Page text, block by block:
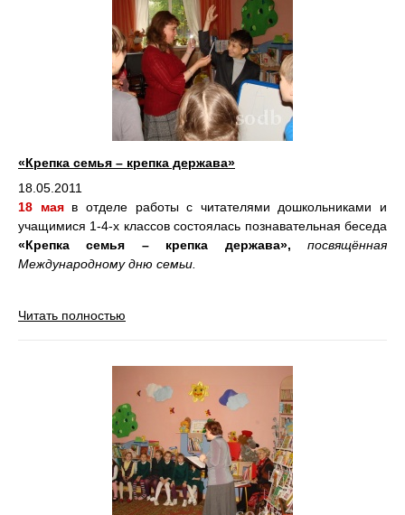
«Крепка семья – крепка держава»
18.05.2011
18 мая в отделе работы с читателями дошкольниками и
учащимися 1-4-х классов состоялась познавательная беседа
«Крепка семья – крепка держава», посвящённая
Международному дню семьи.
Читать полностью